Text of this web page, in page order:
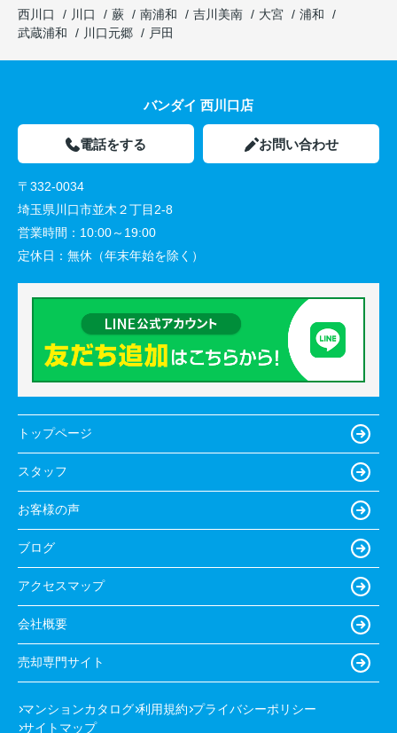
西川口
川口 蕨 南浦和 吉川美南 大宮
浦和
武蔵浦和
川口元郷 戸田
バンダイ 西川口店
電話をする お問い合わせ
〒332-0034
埼玉県川口市並木２丁目2-8
営業時間： 10:00～19:00
定休日： 無休（年末年始を除く）
トップページ
スタッフ
お客様の声
ブログ
アクセスマップ
会社概要
売却専門サイト
マンションカタログ 利用規約 プライバシーポリシー
サイトマップ